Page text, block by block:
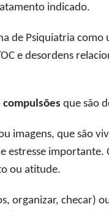
indicado.
de Psiquiatria como
e desordens
compulsões que são
imagens, que são
estresse
ou atitude.
organizar, checar)